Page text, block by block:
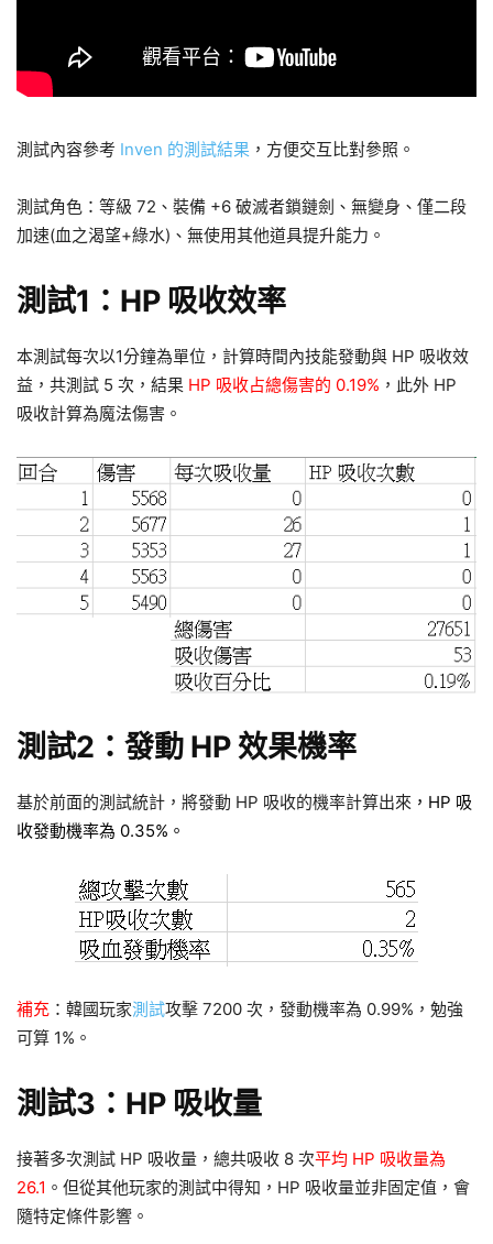
測試內容參考 Inven 的測試結果 ，方便交互比對參照。
測試角色：等級 72、裝備 +6 破滅者鎖鏈劍、無變身、僅二段
加速(血之渴望+綠水)、無使用其他道具提升能力。
測試1：HP 吸收效率
本測試每次以1分鐘為單位，計算時間內技能發動與 HP 吸收效
益，共測試 5 次，結果 HP 吸收占總傷害的 0.19% ，此外 HP
吸收計算為魔法傷害。
測試2：發動 HP 效果機率
基於前面的測試統計，將發動 HP 吸收的機率計算出來 ，HP 吸
收發動機率為 0.35%。
補充 ：韓國玩家測試攻擊 7200 次，發動機率為 0.99%，勉強
可算 1%。
測試3：HP 吸收量
接著多次測試 HP 吸收量，總共吸收 8 次平均 HP 吸收量為
26.1 。但從其他玩家的測試中得知，HP 吸收量並非固定值，會
隨特定條件影響。